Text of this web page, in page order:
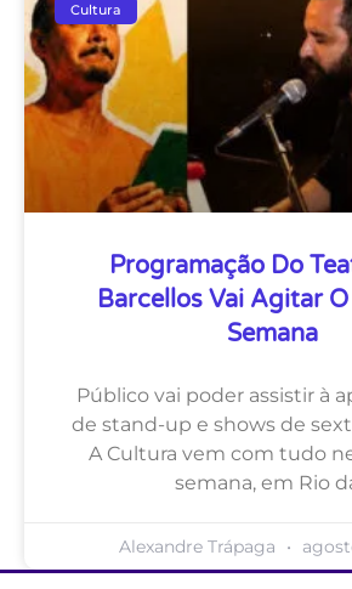
Cultura
Programação Do
Barcellos Vai Agitar
Semana
Público vai poder assistir à
de stand-up e shows de
A Cultura vem com tudo
semana, em Rio
Alexandre Trápaga